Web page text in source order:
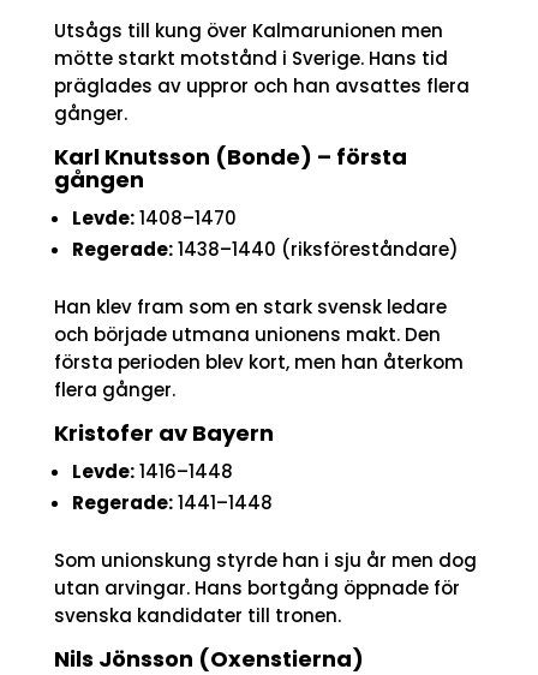
Utsågs till kung över Kalmarunionen men
mötte starkt motstånd i Sverige. Hans tid
präglades av uppror och han avsattes flera
gånger.
Karl Knutsson (Bonde) – första
gången
Levde:1408–1470
Regerade:1438–1440 (riksföreståndare)
Han klev fram som en stark svensk ledare
och började utmana unionens makt. Den
första perioden blev kort, men han återkom
flera gånger.
Kristofer av Bayern
Levde:1416–1448
Regerade:1441–1448
Som unionskung styrde han i sju år men dog
utan arvingar. Hans bortgång öppnade för
svenska kandidater till tronen.
Nils Jönsson (Oxenstierna)